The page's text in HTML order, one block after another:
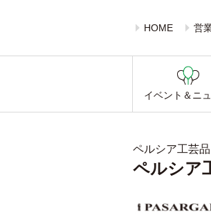
HOME 営
イベント＆ニ
ペルシア工芸品
ペルシア